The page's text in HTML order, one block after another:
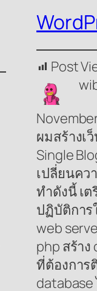
Post
ผมสร้างเ
Single
เปลี่ยนคว
ทำดังนี้ เ
ปฏิบัติการ
web
php สร้า
ที่ต้องการ